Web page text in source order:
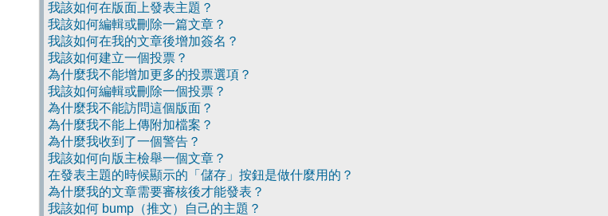
我該如何在版面上發表主題？
我該如何編輯或刪除一篇文章？
我該如何在我的文章後增加簽名？
我該如何建立一個投票？
為什麼我不能增加更多的投票選項？
我該如何編輯或刪除一個投票？
為什麼我不能訪問這個版面？
為什麼我不能上傳附加檔案？
為什麼我收到了一個警告？
我該如何向版主檢舉一個文章？
在發表主題的時候顯示的「儲存」按鈕是做什麼用的？
為什麼我的文章需要審核後才能發表？
我該如何 bump（推文）自己的主題？